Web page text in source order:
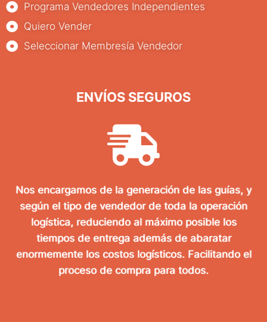
Programa Vendedores Independientes
Quiero Vender
Seleccionar Membresía Vendedor
ENVÍOS SEGUROS
Nos encargamos de la generación de las guías, y
según el tipo de vendedor de toda la operación
logística, reduciendo al máximo posible los
tiempos de entrega además de abaratar
enormemente los costos logísticos. Facilitando el
proceso de compra para todos.